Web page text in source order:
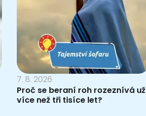
7. 8. 2026
Proč se beraní roh rozeznívá už
více než tři tisíce let?